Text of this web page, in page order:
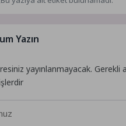
Yazın
yayınlanmayacak. Gerekli